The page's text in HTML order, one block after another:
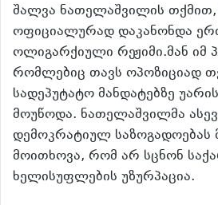
შალვა ნათელაშვილის
ოფიციალურად დაკანონდა
ოლიგარქიული რეჟიმი.მან იმ
რომლებიც თავს ოპოზიციად
სადეპუტატო მანდატებზე
მოუწოდა. ნათელაშვილმა
დემოკრატიულ საზოგადოებას
მოითხოვა, რომ არ სცნონ
ხელისუფლების უზურპაცია.